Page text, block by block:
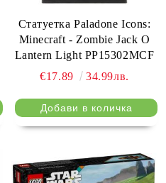
Статуетка Paladone Icons:
Minecraft - Zombie Jack O
Lantern Light PP15302MCF
€17.89
34.99лв.